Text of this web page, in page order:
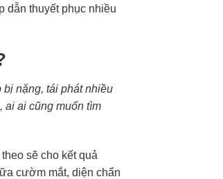
dẫn thuyết phục nhiều
nặng, tái phát nhiều
ai ai cũng muốn tìm
sẽ cho kết quả
cườm mắt, diện chẩn